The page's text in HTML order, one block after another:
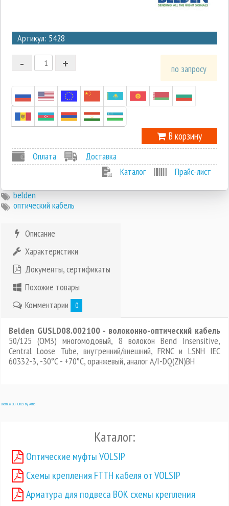
Артикул: 5428
2
1
-1
+
- по запросу
В корзину
Оплата
Доставка
Каталог
Прайс-лист
belden
оптический кабель
Описание
Характеристики
Документы, сертификаты
Похожие товары
Комментарии
0
Belden GUSLD08.002100 - волоконно-оптический кабель
50/125 (OM3) многомодовый, 8 волокон Bend Insensitive,
Central Loose Tube, внутренний/внешний, FRNC и LSNH IEC
60332-3, -30°C - +70°C, оранжевый, аналог A/I-DQ(ZN)BH
Joomla SEF URLs by Artio
Каталог:
Оптические муфты VOLSIP
Схемы крепления FTTH кабеля от VOLSIP
Арматура для подвеса ВОК схемы крепления